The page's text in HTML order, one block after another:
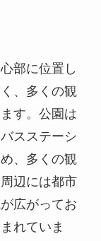
スステーシ
辺には都市
広がってお
れていま